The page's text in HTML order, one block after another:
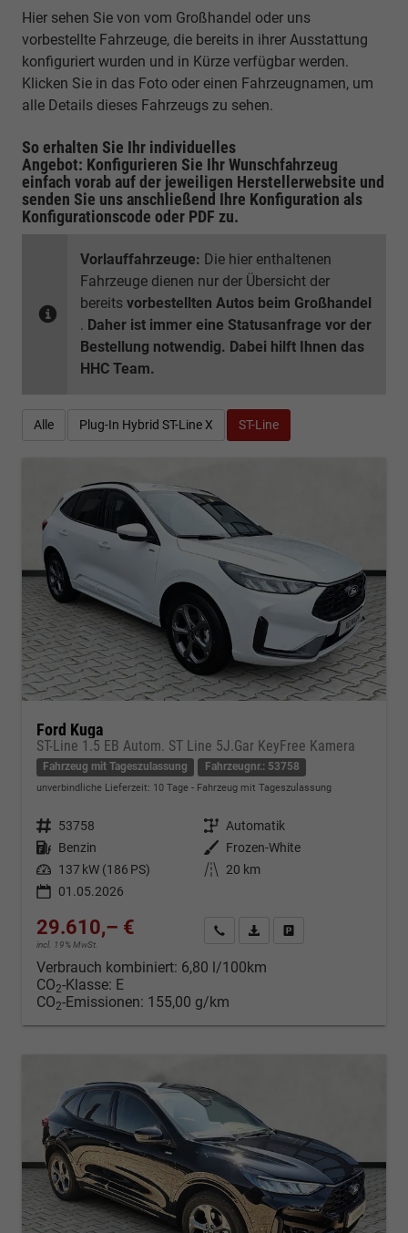
Hier sehen Sie von vom Großhandel oder uns
vorbestellte Fahrzeuge, die bereits in ihrer Ausstattung
konfiguriert wurden und in Kürze verfügbar werden.
Klicken Sie in das Foto oder einen Fahrzeugnamen, um
alle Details dieses Fahrzeugs zu sehen.
So erhalten Sie Ihr individuelles
Angebot: Konfigurieren Sie Ihr Wunschfahrzeug
einfach vorab auf der jeweiligen Herstellerwebsite und
senden Sie uns anschließend Ihre Konfiguration als
Konfigurationscode oder PDF zu.
Vorlauffahrzeuge: Die hier enthaltenen
Fahrzeuge dienen nur der Übersicht der
bereits vorbestellten Autos beim Großhandel
. Daher ist immer eine Statusanfrage vor der
Bestellung notwendig. Dabei hilft Ihnen das
HHC Team.
Alle Plug-In Hybrid ST-Line X ST-Line
Ford Kuga
ST-Line 1.5 EB Autom. ST Line 5J.Gar KeyFree Kamera
Fahrzeug mit Tageszulassung Fahrzeugnr.: 53758
unverbindliche Lieferzeit: 10 Tage Fahrzeug mit Tageszulassung
Fahrzeugnr. 53758 Getriebe Automatik
Kraftstoff Benzin Außenfarbe
Frozen-White
Leistung 137 kW (186 PS) Kilometerstand
20 km
01.05.2026
29.610,– €
incl. 19% MwSt.
Kontakt & Angebot anfordern
PDF-Datei, Fahrzeugexposé
Verbrauch kombiniert: 6,80 l/100km
CO2-Klasse: E
CO2-Emissionen: 155,00 g/km